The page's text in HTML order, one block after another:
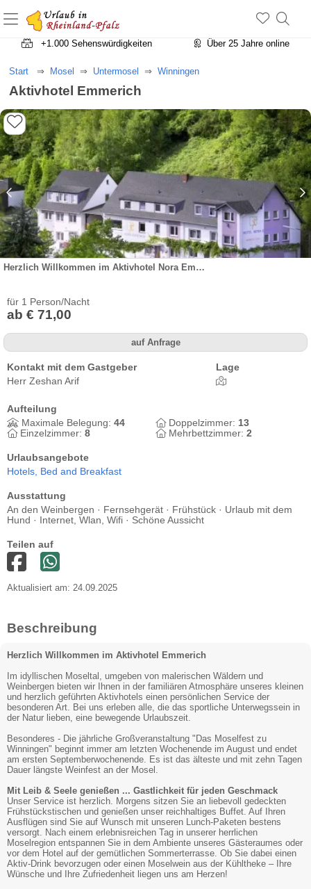
+1.500 Unterkünfte in Rheinland-Pfalz
+1.000 Sehenswürdigkeiten
Über 25 Jahre online
Start Mosel Untermosel Winningen
Aktivhotel Emmerich
Herzlich Willkommen im Aktivhotel Nora Emmerich
für 1 Person/Nacht
ab € 71,00
auf Anfrage
Kontakt mit dem Gastgeber
Herr Zeshan Arif
Lage
Aufteilung
Maximale Belegung: 44 Doppelzimmer: 13
Einzelzimmer: 8 Mehrbettzimmer: 2
Urlaubsangebote
Hotels, Bed and Breakfast
Ausstattung
An den Weinbergen · Fernsehgerät · Frühstück · Urlaub mit dem
Hund · Internet, Wlan, Wifi · Schöne Aussicht
Teilen auf
Aktualisiert am: 24.09.2025
Beschreibung
Herzlich Willkommen im Aktivhotel Emmerich
Im idyllischen Moseltal, umgeben von malerischen Wäldern und
Weinbergen bieten wir Ihnen in der familiären Atmosphäre unseres kleinen
und herzlich geführten Aktivhotels einen persönlichen Service der
besonderen Art. Bei uns erleben alle, die das sportliche Unterwegssein in
der Natur lieben, eine bewegende Urlaubszeit.
Besonderes - Die jährliche Großveranstaltung "Das Moselfest zu
Winningen" beginnt immer am letzten Wochenende im August und endet
am ersten Septemberwochenende. Es ist das älteste und mit zehn Tagen
Dauer längste Weinfest an der Mosel.
Mit Leib & Seele genießen ... Gastlichkeit für jeden Geschmack
Unser Service ist herzlich. Morgens sitzen Sie an liebevoll gedeckten
Frühstückstischen und genießen unser reichhaltiges Buffet. Auf Ihren
Ausflügen sind Sie auf Wunsch mit unseren Lunch-Paketen bestens
versorgt. Nach einem erlebnisreichen Tag in unserer herrlichen
Moselregion entspannen Sie in dem Ambiente unseres Gästeraumes oder
vor dem Hotel auf der gemütlichen Sommerterrasse. Ob Sie dabei einen
Aktiv-Drink bevorzugen oder einen Moselwein aus der Kühltheke – Ihre
Wünsche und Ihre Zufriedenheit liegen uns am Herzen!